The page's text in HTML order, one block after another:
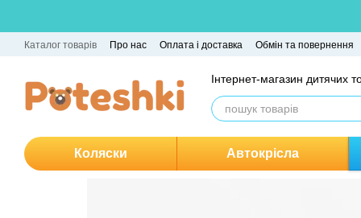
Каталог товарів Про нас Оплата і доставка Обмін та повернення
Інтернет-магазин дитячих
Коляски Автокрісла